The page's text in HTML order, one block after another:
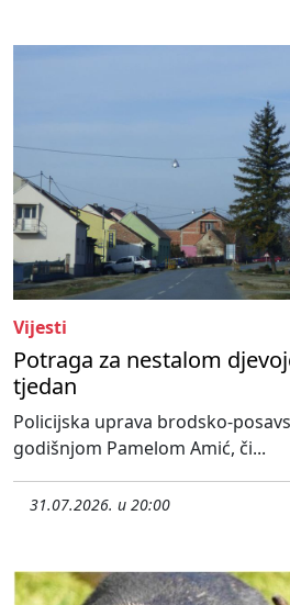
Vijesti
Potraga za nestalom
tjedan
Policijska uprava brodsko-
godišnjom Pamelom Amić, či...
31.07.2026. u 20:00